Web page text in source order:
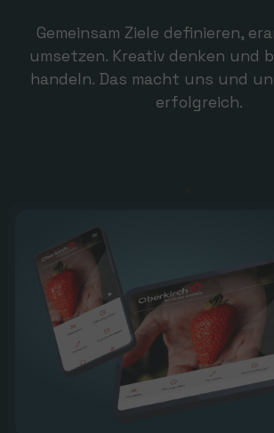
Gemeinsam Ziele definieren,
umsetzen. Kreativ denken und
handeln. Das macht uns und
erfolgreich.